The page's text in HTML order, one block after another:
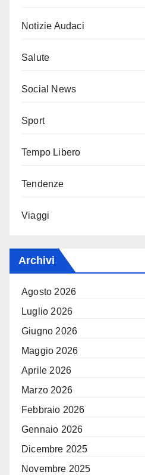
Notizie Audaci
Salute
Social News
Sport
Tempo Libero
Tendenze
Viaggi
Archivi
Agosto 2026
Luglio 2026
Giugno 2026
Maggio 2026
Aprile 2026
Marzo 2026
Febbraio 2026
Gennaio 2026
Dicembre 2025
Novembre 2025